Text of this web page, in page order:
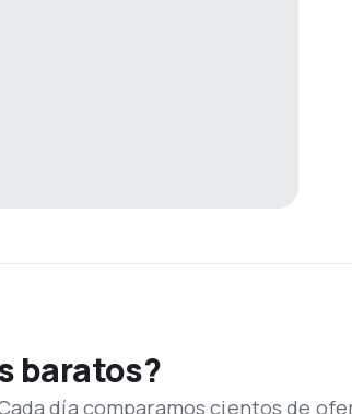
baratos?
día comparamos cientos de